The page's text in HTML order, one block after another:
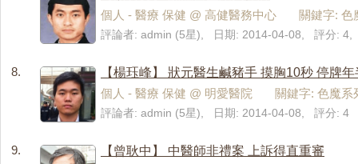
個人 - 醫療 保健 @ 高健醫務中心 關鍵字: 色
評論者: admin (5星), 日期: 2014-04-08, 評分: 4,
8.
【楊珏峰】 狀元醫生鹹豬手 摸胸10秒 停牌年
個人 - 醫療 保健 @ 明愛醫院 關鍵字: 色魔系
評論者: admin (5星), 日期: 2014-04-08, 評分: 4
9.
【曾耿中】 中醫師非禮案 上訴得直重審